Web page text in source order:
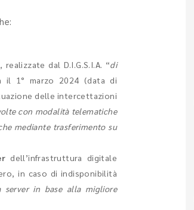
dal D.I.G.S.I.A. “di
il 1° marzo 2024 (data di
delle intercettazioni
con modalità telematiche
mediante trasferimento su
dell’infrastruttura digitale
in caso di indisponibilità
server in base alla migliore